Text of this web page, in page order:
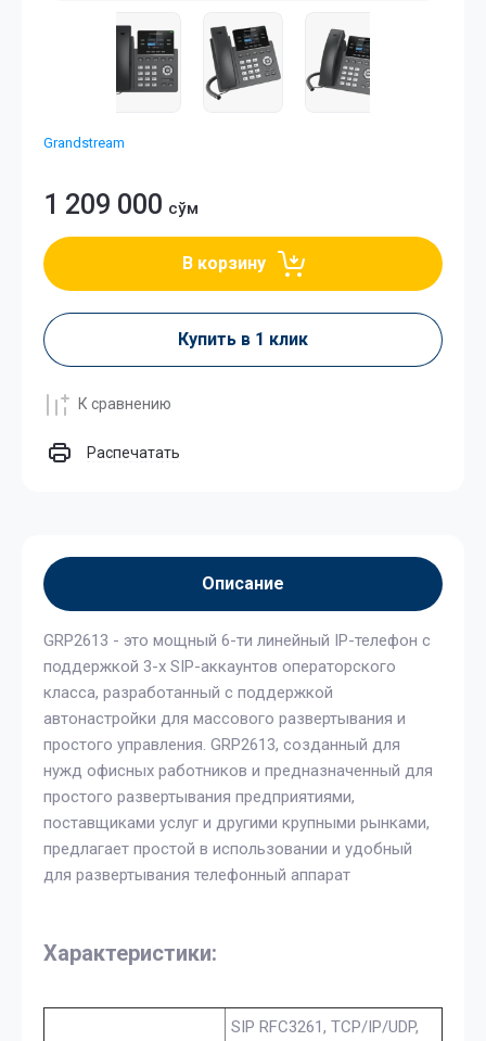
Grandstream
1 209 000 сўм
В корзину
Купить в 1 клик
К сравнению
Распечатать
Описание
GRP2613 - это мощный 6-ти линейный IP-телефон с
поддержкой 3-х SIP-аккаунтов операторского
класса, разработанный с поддержкой
автонастройки для массового развертывания и
простого управления. GRP2613, созданный для
нужд офисных работников и предназначенный для
простого развертывания предприятиями,
поставщиками услуг и другими крупными рынками,
предлагает простой в использовании и удобный
для развертывания телефонный аппарат
Характеристики:
SIP RFC3261, TCP/IP/UDP,